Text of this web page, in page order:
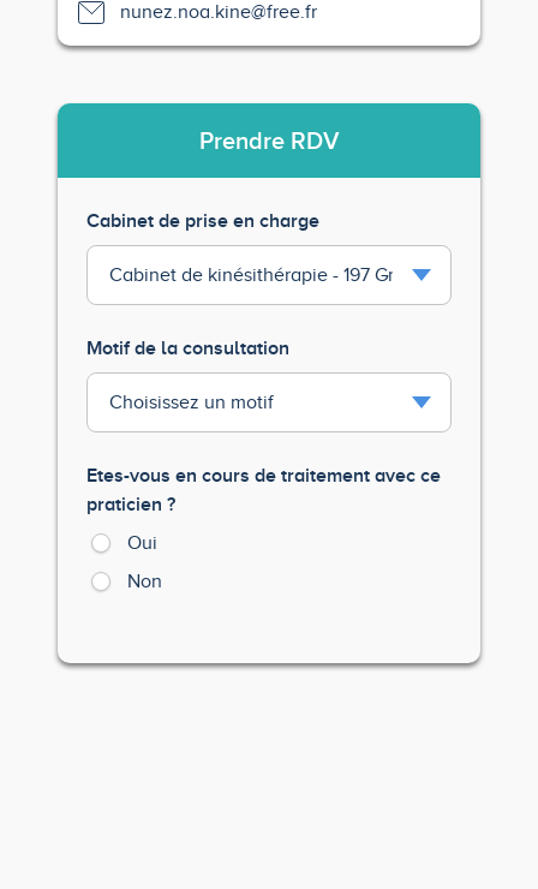
nunez.noa.kine@free.fr
Prendre RDV
Cabinet de prise en charge
Motif de la consultation
Etes-vous en cours de traitement avec ce
praticien ?
Oui
Non